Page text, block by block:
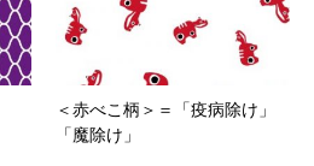
＜赤べこ柄＞＝「疫病除け」
「魔除け」